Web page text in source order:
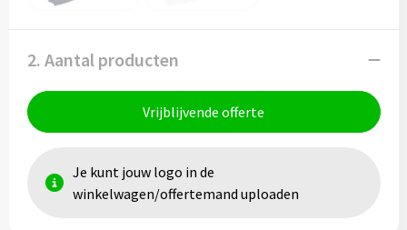
2. Aantal producten
Vrijblijvende offerte
Je kunt jouw logo in de
winkelwagen/offertemand uploaden